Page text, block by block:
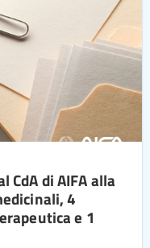
di AIFA alla
4
e 1